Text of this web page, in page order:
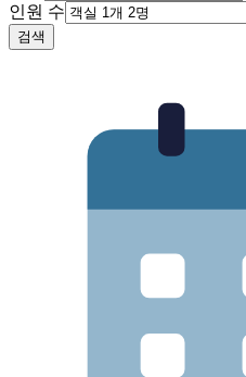
인원 수
검색